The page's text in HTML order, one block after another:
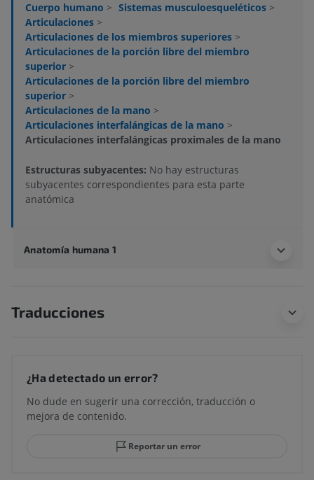
Cuerpo humano > Sistemas musculoesqueléticos >
Articulaciones >
Articulaciones de los miembros superiores >
Articulaciones de la porción libre del miembro
superior >
Articulaciones de la porción libre del miembro
superior >
Articulaciones de la mano >
Articulaciones interfalángicas de la mano >
Articulaciones interfalángicas proximales de la mano
Estructuras subyacentes: No hay estructuras
subyacentes correspondientes para esta parte
anatómica
Anatomía humana 1
Traducciones
¿Ha detectado un error?
No dude en sugerir una corrección, traducción o
mejora de contenido.
Reportar un error